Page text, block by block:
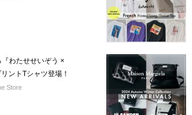
わたせせいぞう ×
ントTシャツ登場！
Store